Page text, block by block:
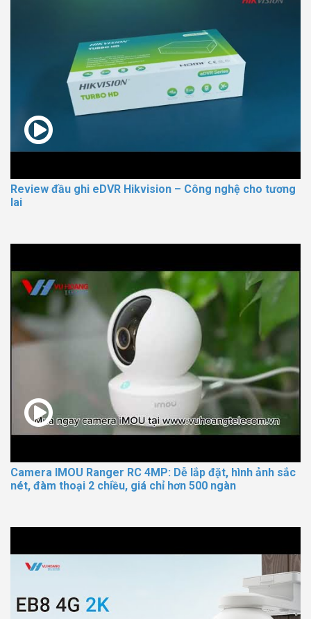
Review đầu ghi eDVR Hikvision – Công nghệ cho tương
lai
Camera IMOU Ranger RC 4MP: Dễ lắp đặt, hình ảnh sắc
nét, đàm thoại 2 chiều, giá chỉ hơn 500 ngàn